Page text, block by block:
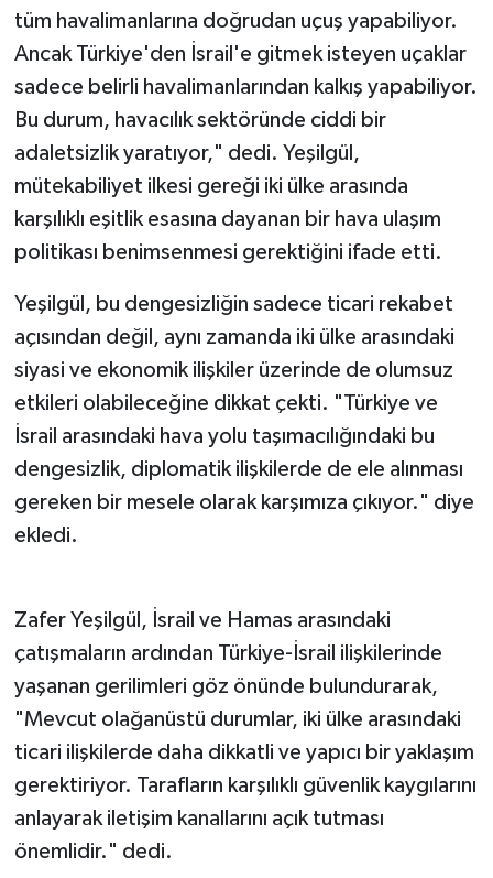
tüm havalimanlarına doğrudan uçuş yapabiliyor.
Ancak Türkiye'den İsrail'e gitmek isteyen uçaklar
sadece belirli havalimanlarından kalkış yapabiliyor.
Bu durum, havacılık sektöründe ciddi bir
adaletsizlik yaratıyor," dedi. Yeşilgül,
mütekabiliyet ilkesi gereği iki ülke arasında
karşılıklı eşitlik esasına dayanan bir hava ulaşım
politikası benimsenmesi gerektiğini ifade etti.
Yeşilgül, bu dengesizliğin sadece ticari rekabet
açısından değil, aynı zamanda iki ülke arasındaki
siyasi ve ekonomik ilişkiler üzerinde de olumsuz
etkileri olabileceğine dikkat çekti. "Türkiye ve
İsrail arasındaki hava yolu taşımacılığındaki bu
dengesizlik, diplomatik ilişkilerde de ele alınması
gereken bir mesele olarak karşımıza çıkıyor." diye
ekledi.
Zafer Yeşilgül, İsrail ve Hamas arasındaki
çatışmaların ardından Türkiye-İsrail ilişkilerinde
yaşanan gerilimleri göz önünde bulundurarak,
"Mevcut olağanüstü durumlar, iki ülke arasındaki
ticari ilişkilerde daha dikkatli ve yapıcı bir yaklaşım
gerektiriyor. Tarafların karşılıklı güvenlik kaygılarını
anlayarak iletişim kanallarını açık tutması
önemlidir." dedi.